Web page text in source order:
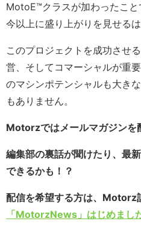
MotoE™️クラスが加わったこ
今以上に盛り上がりを見せるは
このプロジェクトを成功させ
営、そしてコマーシャルが重
のマシンポテンシャルも大き
もありません。
Motorzではメールマガジンを
編集部の裏話が聞けたり、最
できるかも！？
配信を希望する方は、Motorz
「MotorzNews」はじめました